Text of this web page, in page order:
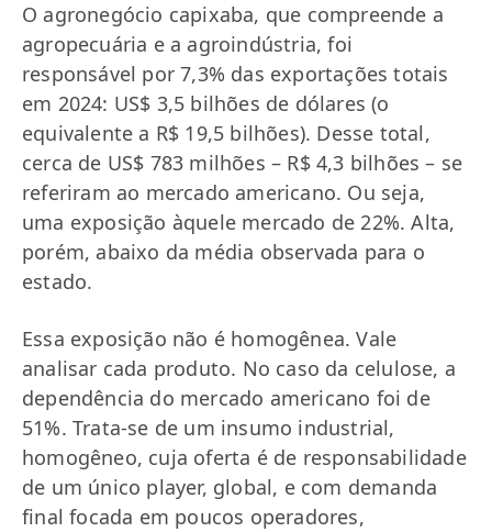
O agronegócio capixaba, que compreende a
agropecuária e a agroindústria, foi
responsável por 7,3% das exportações totais
em 2024: US$ 3,5 bilhões de dólares (o
equivalente a R$ 19,5 bilhões). Desse total,
cerca de US$ 783 milhões – R$ 4,3 bilhões – se
referiram ao mercado americano. Ou seja,
uma exposição àquele mercado de 22%. Alta,
porém, abaixo da média observada para o
estado.
Essa exposição não é homogênea. Vale
analisar cada produto. No caso da celulose, a
dependência do mercado americano foi de
51%. Trata-se de um insumo industrial,
homogêneo, cuja oferta é de responsabilidade
de um único player, global, e com demanda
final focada em poucos operadores,